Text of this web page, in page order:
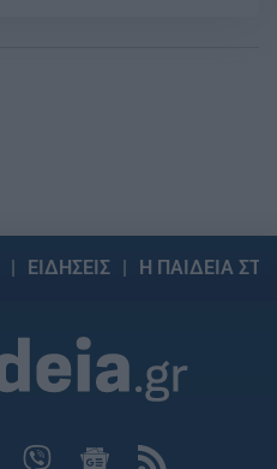
ΕΙΔΗΣΕΙΣ Η ΠΑΙΔΕΙΑ